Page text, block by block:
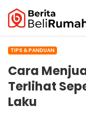
TIPS & PANDUAN
Cara
Terlihat
Laku